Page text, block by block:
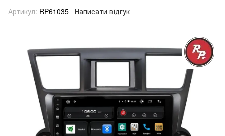
Артикул: RP61035 Написати відгук